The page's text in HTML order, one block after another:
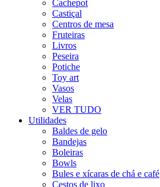
Cachepot
Castiçal
Centros de mesa
Fruteiras
Livros
Peseira
Potiche
Toy art
Vasos
Velas
VER TUDO
Utilidades
Baldes de gelo
Bandejas
Boleiras
Bowls
Bules e xícaras de chá e café
Cestos de lixo